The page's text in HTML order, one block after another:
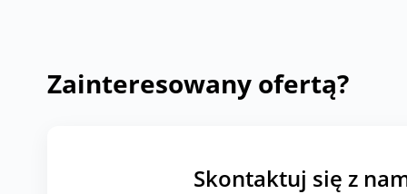
Zainteresowany ofertą?
Skontaktuj się z